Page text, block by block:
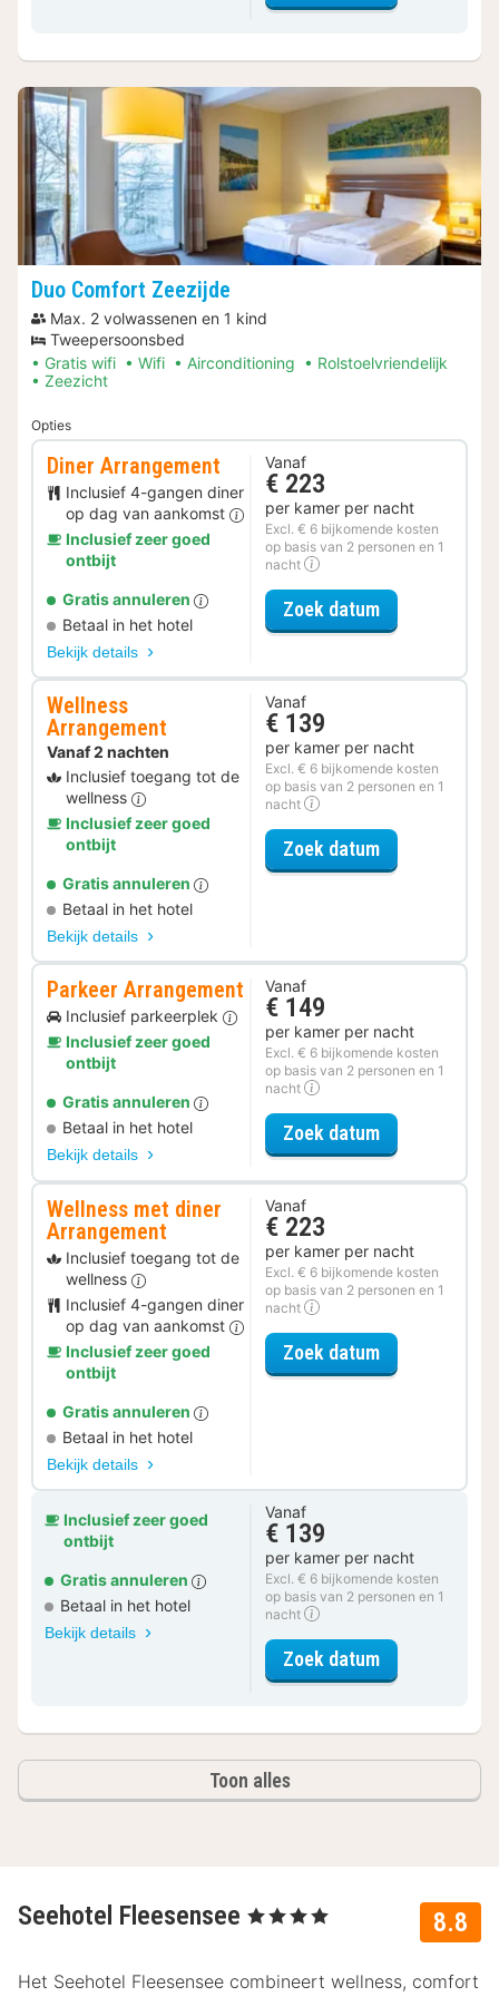
Duo Comfort Zeezijde
Max. 2 volwassenen en 1 kind
Tweepersoonsbed
Gratis wifi
Wifi Airconditioning
Rolstoelvriendelijk
Zeezicht
Opties
Diner Arrangement
Inclusief 4-gangen diner
op dag van aankomst
Inclusief zeer goed
ontbijt
Gratis annuleren
Betaal in het hotel
Bekijk details
Vanaf
€ 223
per kamer per nacht
Excl. € 6 bijkomende kosten
op basis van 2 personen en 1
nacht
Zoek datumvoor Diner
Wellness
Arrangement
Vanaf 2 nachten
Inclusief toegang tot de
wellness
Inclusief zeer goed
ontbijt
Gratis annuleren
Betaal in het hotel
Bekijk details
Vanaf
€ 139
per kamer per nacht
Excl. € 6 bijkomende kosten
op basis van 2 personen en 1
nacht
Zoek datumvoor
Parkeer Arrangement
Inclusief parkeerplek
Inclusief zeer goed
ontbijt
Gratis annuleren
Betaal in het hotel
Bekijk details
Vanaf
€ 149
per kamer per nacht
Excl. € 6 bijkomende kosten
op basis van 2 personen en 1
nacht
Zoek datumvoor Parkeer
Wellness met diner
Arrangement
Inclusief toegang tot de
wellness
Inclusief 4-gangen diner
op dag van aankomst
Inclusief zeer goed
ontbijt
Gratis annuleren
Betaal in het hotel
Bekijk details
Vanaf
€ 223
per kamer per nacht
Excl. € 6 bijkomende kosten
op basis van 2 personen en 1
nacht
Zoek datumvoor
Inclusief zeer goed
ontbijt
Gratis annuleren
Betaal in het hotel
Bekijk details
Vanaf
€ 139
per kamer per nacht
Excl. € 6 bijkomende kosten
op basis van 2 personen en 1
nacht
Zoek datumvoor Duo
Toon alles
8.8
Seehotel Fleesensee , 4 Sterren
Het Seehotel Fleesensee combineert wellness, comfort